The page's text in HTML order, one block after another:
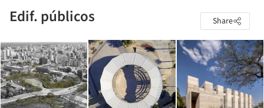
Edif. públicos Share